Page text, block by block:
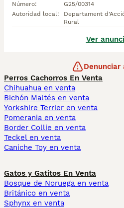
Número:
G25/00314
Autoridad local:
Departament
Rural
Ver
Denunciar
Perros Cachorros En Venta
Chihuahua en venta
Bichón Maltés en venta
Yorkshire Terrier en venta
Pomerania en venta
Border Collie en venta
Teckel en venta
Caniche Toy en venta
Gatos y Gatitos En Venta
Bosque de Noruega en venta
Británico en venta
Sphynx en venta